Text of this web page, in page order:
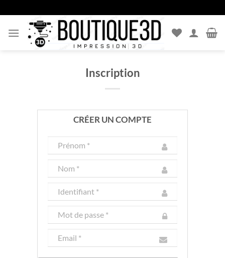
au
contenu
Inscription
CRÉER UN COMPTE